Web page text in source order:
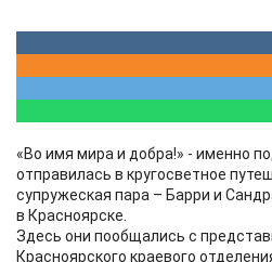
«Во имя мира и добра!» - именно
отправилась в кругосветное
супружеская пара – Барри и
в Красноярске.
Здесь они пообщались с
Красноярского краевого